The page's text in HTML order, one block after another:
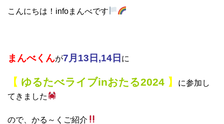
こんにちは！infoまんべです
まんべくんが7月13日,14日 に
【 ゆるたべライブinおたる2024 】
に参加し
てきました
ので、かる～くご紹介